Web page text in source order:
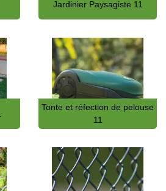
Jardinier Paysagiste 11
Tonte et réfection de pelouse
11